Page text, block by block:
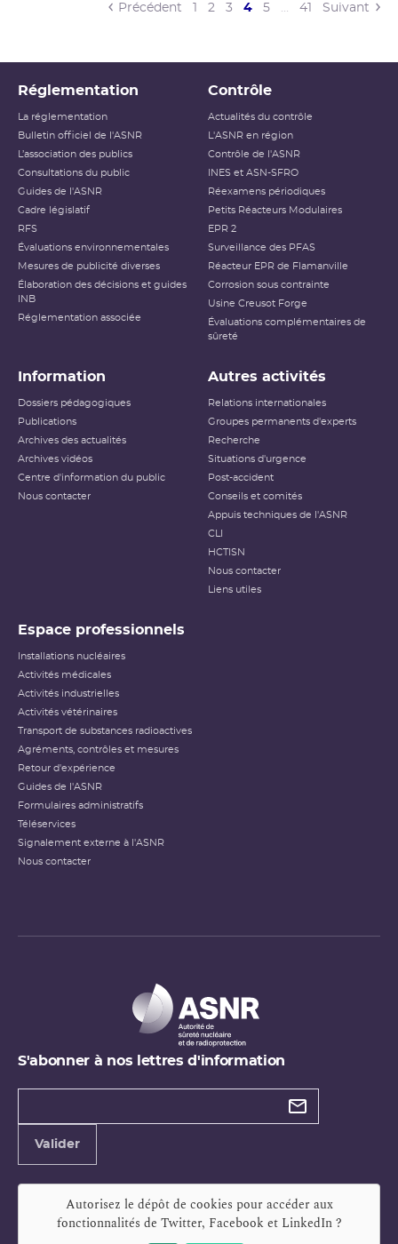
Précédent 2 3 4(current)
5 … 41 Suivant
Réglementation
La réglementation
Bulletin officiel de l'ASNR
L’association des publics
Consultations du public
Guides de l'ASNR
Cadre législatif
RFS
Évaluations environnementales
Mesures de publicité diverses
Élaboration des décisions et guides
INB
Réglementation associée
Contrôle
Actualités du contrôle
L'ASNR en région
Contrôle de l'ASNR
INES et ASN-SFRO
Réexamens périodiques
Petits Réacteurs Modulaires
EPR 2
Surveillance des PFAS
Réacteur EPR de Flamanville
Corrosion sous contrainte
Usine Creusot Forge
Évaluations complémentaires de
sûreté
Information
Dossiers pédagogiques
Publications
Archives des actualités
Archives vidéos
Centre d'information du public
Nous contacter
Autres activités
Relations internationales
Groupes permanents d'experts
Recherche
Situations d'urgence
Post-accident
Conseils et comités
Appuis techniques de l'ASNR
CLI
HCTISN
Nous contacter
Liens utiles
Espace professionnels
Installations nucléaires
Activités médicales
Activités industrielles
Activités vétérinaires
Transport de substances radioactives
Agréments, contrôles et mesures
Retour d'expérience
Guides de l'ASNR
Formulaires administratifs
Téléservices
Signalement externe à l'ASNR
Nous contacter
S'abonner à nos lettres d'information
Types de
Valider
Autorisez le dépôt de cookies pour accéder aux
fonctionnalités de Twitter, Facebook et LinkedIn?